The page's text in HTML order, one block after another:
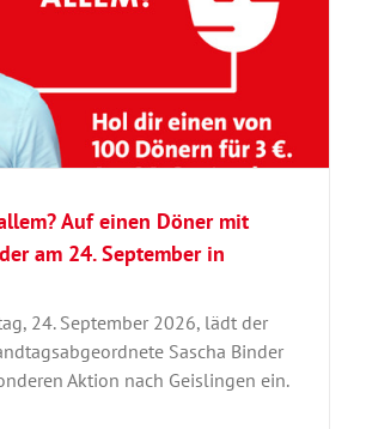
Auf einen Döner mit
am 24. September in
24. September 2026, lädt der
Sascha Binder
Aktion nach Geislingen ein.